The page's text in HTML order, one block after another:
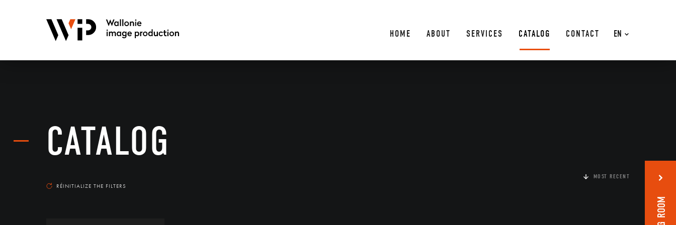
EN
HOME ABOUT SERVICES CATALOG CONTACT
CATALOG
RÉINITIALIZE THE FILTERS
MOST RECENT